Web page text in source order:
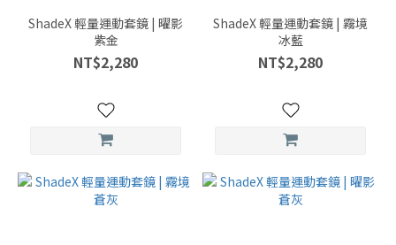
ShadeX 輕量運動套鏡 | 曜影
紫金
NT$2,280
ShadeX 輕量運動套鏡 | 霧境
冰藍
NT$2,280